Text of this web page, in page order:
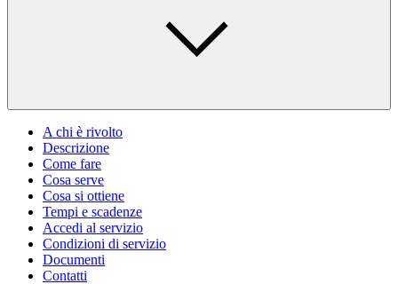
A chi è rivolto
Descrizione
Come fare
Cosa serve
Cosa si ottiene
Tempi e scadenze
Accedi al servizio
Condizioni di servizio
Documenti
Contatti